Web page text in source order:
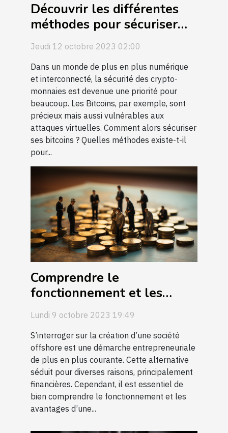
Découvrir les différentes
méthodes pour sécuriser
ses bitcoins
Jeudi 12 octobre 2023 02:00
Dans un monde de plus en plus numérique
et interconnecté, la sécurité des crypto-
monnaies est devenue une priorité pour
beaucoup. Les Bitcoins, par exemple, sont
précieux mais aussi vulnérables aux
attaques virtuelles. Comment alors sécuriser
ses bitcoins ? Quelles méthodes existe-t-il
pour...
Comprendre le
fonctionnement et les
avantages d'une société
offshore
Lundi 9 octobre 2023 19:49
S’interroger sur la création d’une société
offshore est une démarche entrepreneuriale
de plus en plus courante. Cette alternative
séduit pour diverses raisons, principalement
financières. Cependant, il est essentiel de
bien comprendre le fonctionnement et les
avantages d’une...